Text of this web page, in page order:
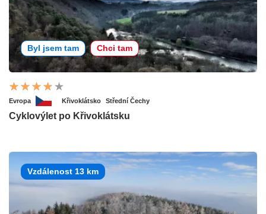
Byl jsem tam Chci tam
Evropa Křivoklátsko Střední Čechy
Cyklovýlet po Křivoklátsku
Vzdálenost 13 km